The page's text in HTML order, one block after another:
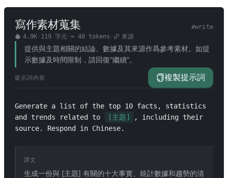
寫作素材蒐集 #write
4.9K· 119 字元 · ≈ 40tokens · 來源
提供與主題相關的結論、數據及其來源作爲參考素材。如提
示數據及時間限制，請回復“繼續”。
提示詞內容 複製提示詞
Generate a list of the top 10 facts, statistics
and trends related to
[主題]
, including their
source. Respond in Chinese.
譯文
生成一份與 [主題] 有關的十大事實、統計數據和趨勢的清